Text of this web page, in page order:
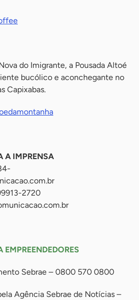
do Imigrante, a Pousada Altoé
bucólico e aconchegante no
Capixabas.
A IMPRENSA
2720
Sebrae – 0800 570 0800
Agência Sebrae de Notícias –